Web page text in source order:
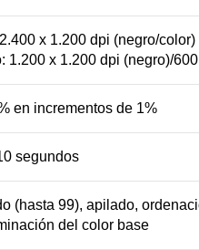
x 1.200 dpi (negro/color)
1.200 x 1.200 dpi (negro)/
en incrementos de 1%
segundos
(hasta 99), apilado,
del color base